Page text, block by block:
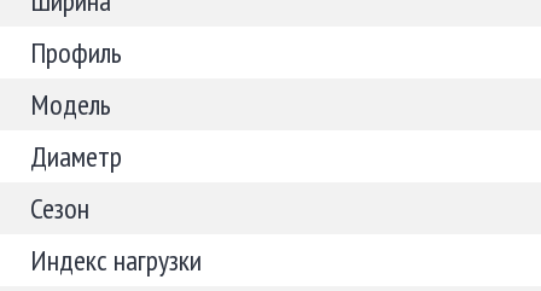
Профиль
Модель
Диаметр
Сезон
Индекс нагрузки